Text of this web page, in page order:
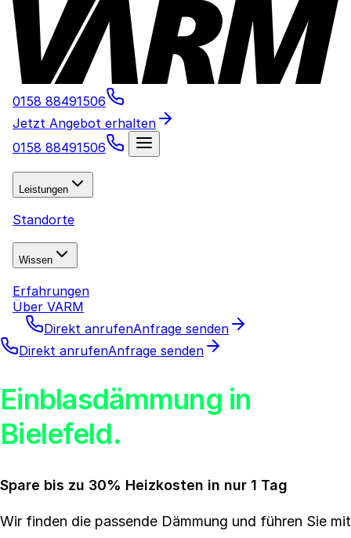
0158 88491506
Jetzt Angebot erhalten
0158 88491506
Leistungen
Standorte
Wissen
Erfahrungen
Über VARM
Direkt anrufenAnfrage senden
Direkt anrufenAnfrage senden
Einblasdämmung in
Bielefeld.
Spare bis zu 30% Heizkosten in nur 1 Tag
Wir finden die passende Dämmung und führen Sie mit